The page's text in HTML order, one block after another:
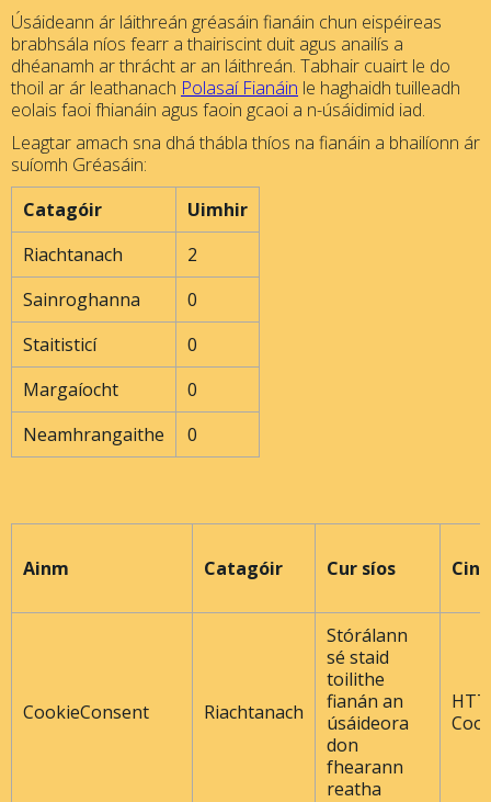
Úsáideann ár láithreán gréasáin fianáin chun eispéireas
brabhsála níos fearr a thairiscint duit agus anailís a
dhéanamh ar thrácht ar an láithreán. Tabhair cuairt le do
thoil ar ár leathanach Polasaí Fianáin le haghaidh tuilleadh
eolais faoi fhianáin agus faoin gcaoi a n-úsáidimid iad.
Leagtar amach sna dhá thábla thíos na fianáin a bhailíonn ár
suíomh Gréasáin:
Catagóir
Uimhir
Riachtanach
2
Sainroghanna
0
Staitisticí
0
Margaíocht
0
Neamhrangaithe
0
Ainm Catagóir Cur síos
CookieConsent Riachtanach
Stórálann
sé staid
toilithe
fianán an
úsáideora
don
fhearann ​​
reatha